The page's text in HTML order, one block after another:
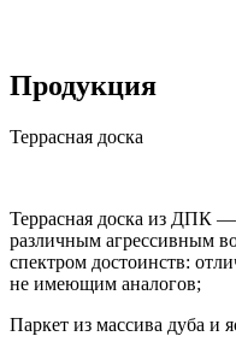
Продукция
Террасная доска
Террасная доска из ДПК
различным агрессивным
спектром достоинств:
не имеющим аналогов;
Паркет из массива дуба и